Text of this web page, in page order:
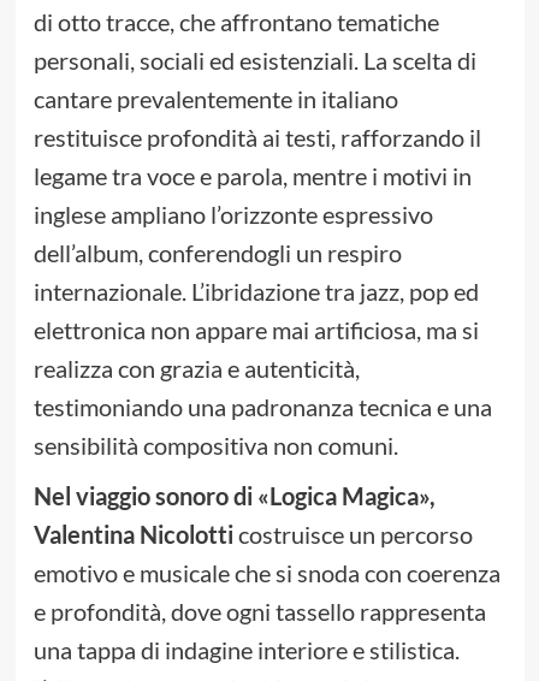
di otto tracce, che affrontano tematiche
personali, sociali ed esistenziali. La scelta di
cantare prevalentemente in italiano
restituisce profondità ai testi, rafforzando il
legame tra voce e parola, mentre i motivi in
inglese ampliano l’orizzonte espressivo
dell’album, conferendogli un respiro
internazionale. L’ibridazione tra jazz, pop ed
elettronica non appare mai artificiosa, ma si
realizza con grazia e autenticità,
testimoniando una padronanza tecnica e una
sensibilità compositiva non comuni.
Nel viaggio sonoro di «Logica Magica»,
Valentina Nicolotticostruisce un percorso
emotivo e musicale che si snoda con coerenza
e profondità, dove ogni tassello rappresenta
una tappa di indagine interiore e stilistica.